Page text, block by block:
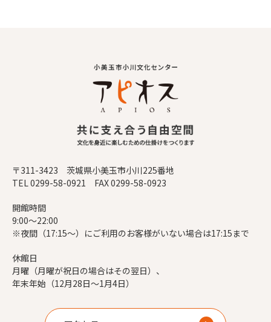
〒311-3423 茨城県小美玉市小川225番地
TEL 0299-58-0921 FAX 0299-58-0923
開館時間
9:00～22:00
※夜間（17:15～）にご利用のお客様がいない場合は17:15まで
休館日
月曜（月曜が祝日の場合はその翌日）、
年末年始（12月28日～1月4日）